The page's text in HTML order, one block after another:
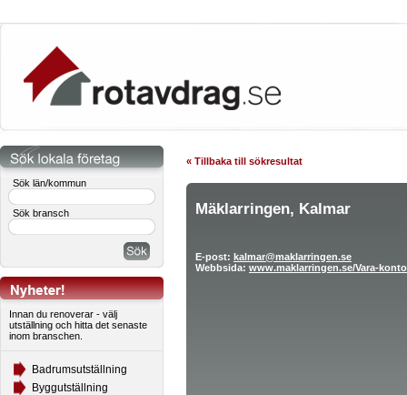
Sök län/kommun
Sök bransch
Innan du renoverar - välj
utställning och hitta det senaste
inom branschen.
Badrumsutställning
Byggutställning
« Tillbaka till sökresultat
Mäklarringen, Kalmar
E-post: kalmar@maklarringen.se
Webbsida: www.maklarringen.se/Vara-